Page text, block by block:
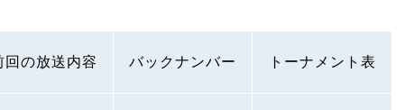
回の放送内容 バックナンバー トーナメント表